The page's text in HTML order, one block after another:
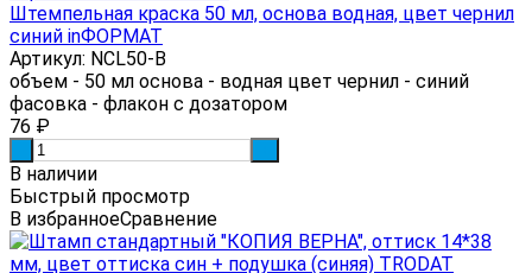
Штемпельная краска 50 мл, основа водная, цвет чернил
синий inФОРМАТ
Артикул: NCL50-B
объем - 50 мл основа - водная цвет чернил - синий
фасовка - флакон с дозатором
76 ₽
В наличии
Быстрый просмотр
В избранноеСравнение